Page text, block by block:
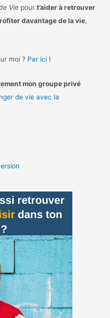
Vie pourt’aider à retrouver
davantage de la vie,
moi ? Par ici !
mon groupe privé
de vie avec la